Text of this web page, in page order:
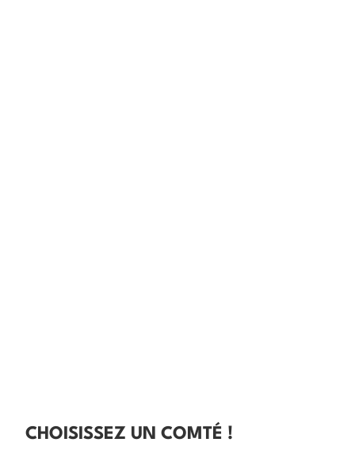
CHOISISSEZ UN COMTÉ !